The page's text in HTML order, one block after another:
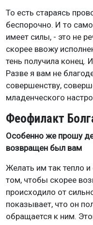
То есть стараясь
беспорочно. И то
имеет силы, - это не
скорее ввожу
тень получила конец.
Разве я вам не
совершенству,
младенческого
Феофилакт
Особенно же прошу
возвращен был вам
Желать им так тепло
том, чтобы скорее
происходило от
показывает, что он
обращается к ним.